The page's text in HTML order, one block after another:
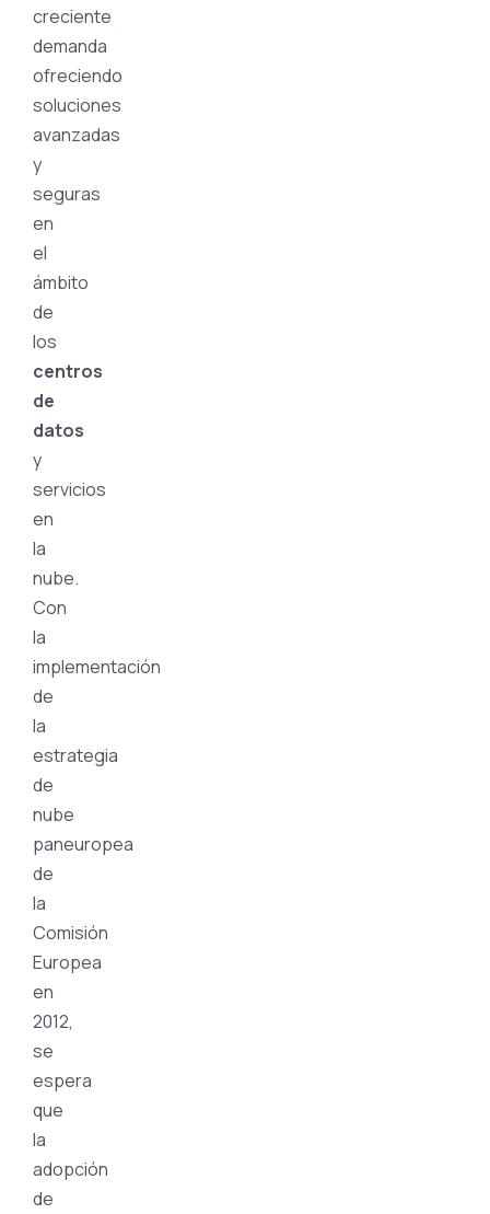
creciente
demanda
ofreciendo
soluciones
avanzadas
y
seguras
en
el
ámbito
de
los
centros
de
datos
y
servicios
en
la
nube.
Con
la
implementación
de
la
estrategia
de
nube
paneuropea
de
la
Comisión
Europea
en
2012,
se
espera
que
la
adopción
de